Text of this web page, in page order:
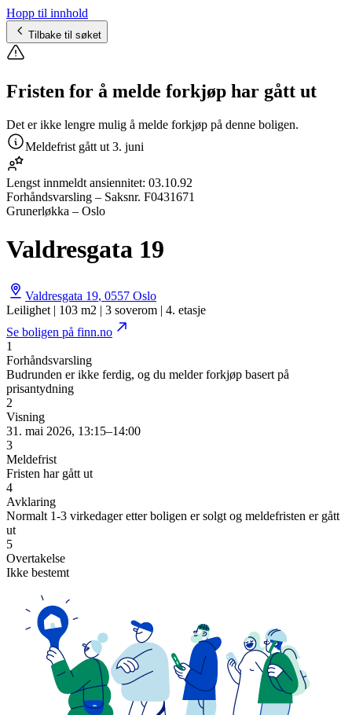
Hopp til innhold
Tilbake til søket
Fristen for å melde forkjøp har gått ut
Det er ikke lengre mulig å melde forkjøp på denne boligen.
Meldefrist gått ut 3. juni
Lengst innmeldt ansiennitet: 03.10.92
Forhåndsvarsling – Saksnr. F0431671
Grunerløkka – Oslo
Valdresgata 19
Valdresgata 19, 0557 Oslo
Leilighet | 103 m2 | 3 soverom | 4. etasje
Se boligen på finn.no
1
Forhåndsvarsling
Budrunden er ikke ferdig, og du melder forkjøp basert på
prisantydning
2
Visning
31. mai 2026, 13:15–14:00
3
Meldefrist
Fristen har gått ut
4
Avklaring
Normalt 1-3 virkedager etter boligen er solgt og meldefristen er gått
ut
5
Overtakelse
Ikke bestemt